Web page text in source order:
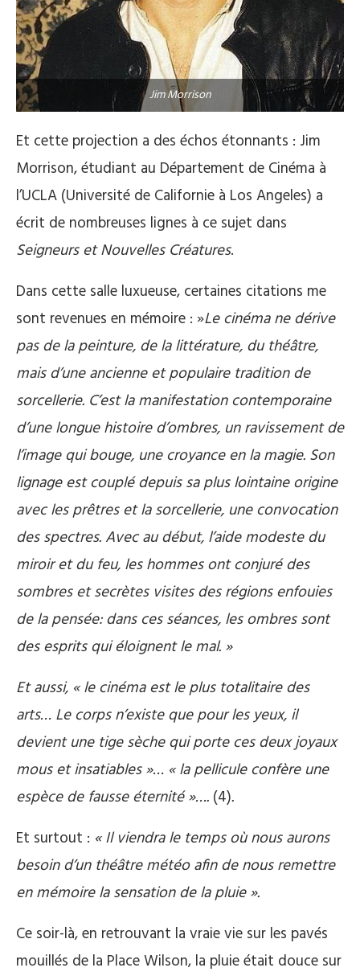
Jim Morrison
Et cette projection a des échos étonnants : Jim
Morrison, étudiant au Département de Cinéma à
l’UCLA (Université de Californie à Los Angeles) a
écrit de nombreuses lignes à ce sujet dans
Seigneurs et Nouvelles Créatures.
Dans cette salle luxueuse, certaines citations me
sont revenues en mémoire : »Le cinéma ne dérive
pas de la peinture, de la littérature, du théâtre,
mais d’une ancienne et populaire tradition de
sorcellerie. C’est la manifestation contemporaine
d’une longue histoire d’ombres, un ravissement de
l’image qui bouge, une croyance en la magie. Son
lignage est couplé depuis sa plus lointaine origine
avec les prêtres et la sorcellerie, une convocation
des spectres. Avec au début, l’aide modeste du
miroir et du feu, les hommes ont conjuré des
sombres et secrètes visites des régions enfouies
de la pensée: dans ces séances, les ombres sont
des esprits qui éloignent le mal. »
Et aussi, « le cinéma est le plus totalitaire des
arts… Le corps n’existe que pour les yeux, il
devient une tige sèche qui porte ces deux joyaux
mous et insatiables »… « la pellicule confère une
espèce de fausse éternité »…. (4).
Et surtout : « Il viendra le temps où nous aurons
besoin d’un théâtre météo afin de nous remettre
en mémoire la sensation de la pluie ».
Ce soir-là, en retrouvant la vraie vie sur les pavés
mouillés de la Place Wilson, la pluie était douce sur